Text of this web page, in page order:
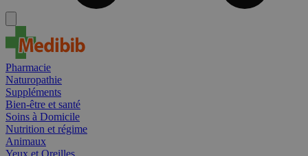
Pharmacie
Naturopathie
Suppléments
Bien-être et santé
Soins à Domicile
Nutrition et régime
Animaux